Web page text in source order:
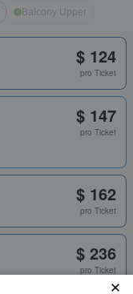
Balcony Upper
$ 124
pro Ticket
$ 147
pro Ticket
$ 162
pro Ticket
$ 236
pro Ticket